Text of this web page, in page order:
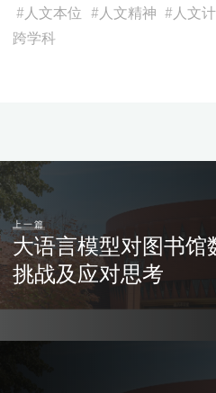
#人文本位 #人文精神 #人文
跨学科
上一篇
大语言模型对图书馆
挑战及应对思考